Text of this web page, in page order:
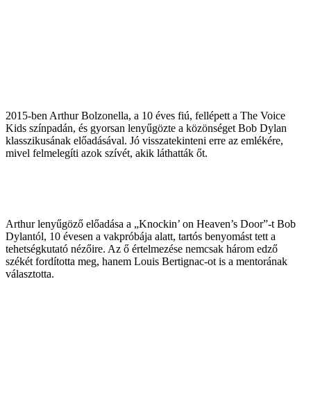
2015-ben Arthur Bolzonella, a 10 éves fiú, fellépett a The Voice
Kids színpadán, és gyorsan lenyűgözte a közönséget Bob Dylan
klasszikusának előadásával. Jó visszatekinteni erre az emlékére,
mivel felmelegíti azok szívét, akik láthatták őt.
Arthur lenyűgöző előadása a „Knockin’ on Heaven’s Door”-t Bob
Dylantól, 10 évesen a vakpróbája alatt, tartós benyomást tett a
tehetségkutató nézőire. Az ő értelmezése nemcsak három edző
székét fordította meg, hanem Louis Bertignac-ot is a mentorának
választotta.